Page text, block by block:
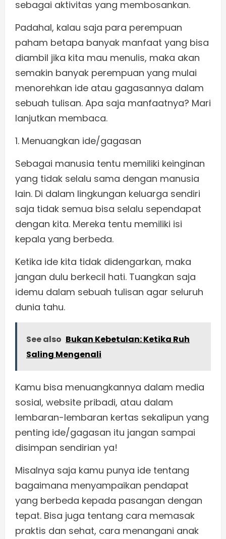
sebagai aktivitas yang membosankan.
Padahal, kalau saja para perempuan
paham betapa banyak manfaat yang bisa
diambil jika kita mau menulis, maka akan
semakin banyak perempuan yang mulai
menorehkan ide atau gagasannya dalam
sebuah tulisan. Apa saja manfaatnya? Mari
lanjutkan membaca.
1. Menuangkan ide/gagasan
Sebagai manusia tentu memiliki keinginan
yang tidak selalu sama dengan manusia
lain. Di dalam lingkungan keluarga sendiri
saja tidak semua bisa selalu sependapat
dengan kita. Mereka tentu memiliki isi
kepala yang berbeda.
Ketika ide kita tidak didengarkan, maka
jangan dulu berkecil hati. Tuangkan saja
idemu dalam sebuah tulisan agar seluruh
dunia tahu.
See also Bukan Kebetulan: Ketika Ruh
Saling Mengenali
Kamu bisa menuangkannya dalam media
sosial, website pribadi, atau dalam
lembaran-lembaran kertas sekalipun yang
penting ide/gagasan itu jangan sampai
disimpan sendirian ya!
Misalnya saja kamu punya ide tentang
bagaimana menyampaikan pendapat
yang berbeda kepada pasangan dengan
tepat. Bisa juga tentang cara memasak
praktis dan sehat, cara menangani anak